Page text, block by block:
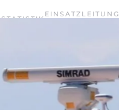
STATISTIK
EINSATZLEITUNG